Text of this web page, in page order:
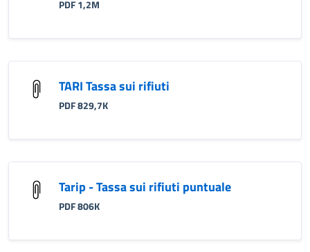
PDF 1,2M
TARI Tassa sui rifiuti
PDF 829,7K
Tarip - Tassa sui rifiuti puntuale
PDF 806K